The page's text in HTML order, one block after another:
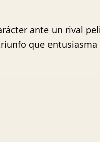
ante un rival
que